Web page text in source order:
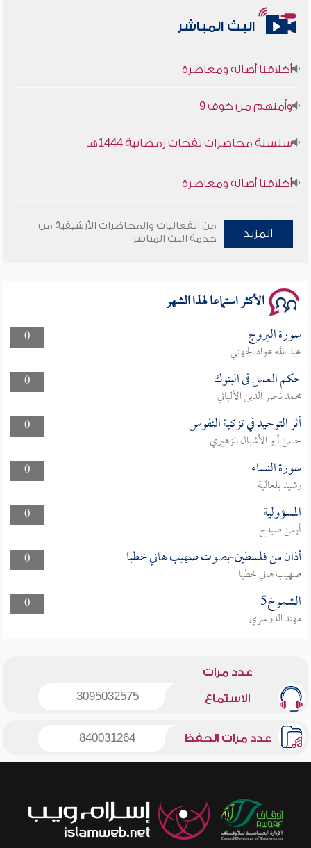
البث المباشر
سلسلة محاضرات نفحات رمضانية 1444هـ
المزيد
من الفعاليات والمحاضرات الأرشيفية من
خدمة البث المباشر
الأكثر استماعا لهذا الشهر
0 سورة البروج
عبد الله عواد الجهني
0
حكم العمل فى البنوك
محمد ناصر الدين الألباني
0
أثر التوحيد في تزكية النفوس
حسن أبو الأشبال الزهيري
0
سورة النساء
رشيد بلعالية
0
المسؤولية
أيمن صيدح
0
أذان من فلسطين-بصوت صهيب هاني خطبا
صهيب هاني خطبا
0
الشموخ5
مهند الدوسري
عدد مرات
الاستماع 3095032575
عدد مرات الحفظ 840031264